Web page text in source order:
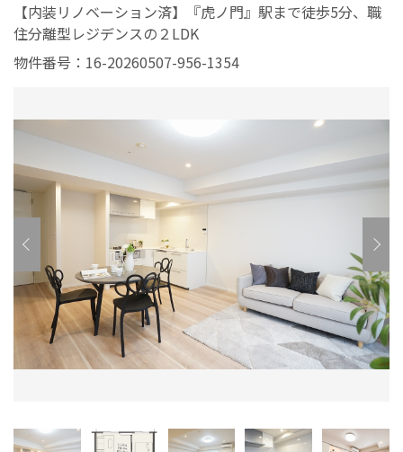
【内装リノベーション済】『虎ノ門』駅まで徒歩5分、職
住分離型レジデンスの２LDK
物件番号：16-20260507-956-1354